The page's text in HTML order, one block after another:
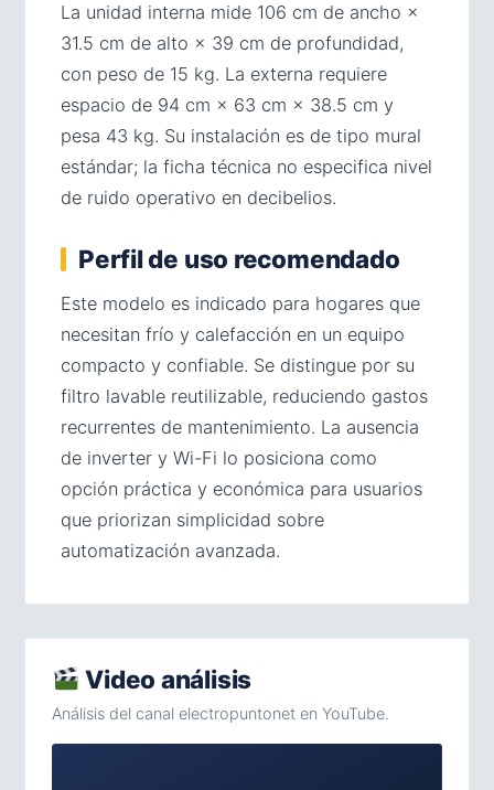
La unidad interna mide 106 cm de ancho ×
31.5 cm de alto × 39 cm de profundidad,
con peso de 15 kg. La externa requiere
espacio de 94 cm × 63 cm × 38.5 cm y
pesa 43 kg. Su instalación es de tipo mural
estándar; la ficha técnica no especifica nivel
de ruido operativo en decibelios.
Perfil de uso recomendado
Este modelo es indicado para hogares que
necesitan frío y calefacción en un equipo
compacto y confiable. Se distingue por su
filtro lavable reutilizable, reduciendo gastos
recurrentes de mantenimiento. La ausencia
de inverter y Wi-Fi lo posiciona como
opción práctica y económica para usuarios
que priorizan simplicidad sobre
automatización avanzada.
Video análisis
Análisis del canal electropuntonet en YouTube.